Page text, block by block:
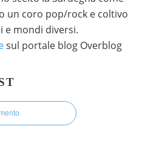
un coro pop/rock e coltivo
e mondi diversi.
sul portale blog Overblog